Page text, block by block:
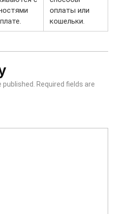
оплаты или
кошельки.
Required fields are